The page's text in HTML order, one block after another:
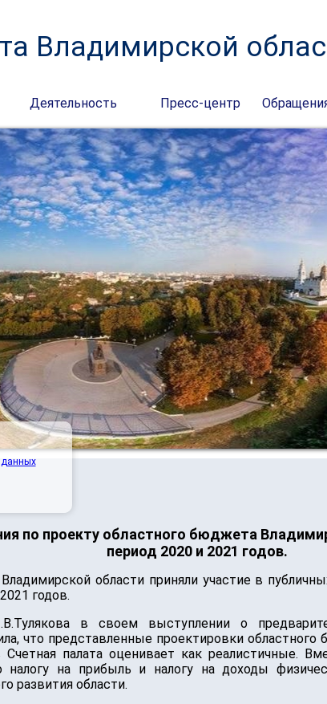
Владимирской
Деятельность Пресс-центр
по проекту областного бюджета
период 2020 и 2021 годов.
области приняли участие в
годов.
в своем выступлении о
что представленные проектировки
палата оценивает как реалистичные.
налогу на прибыль и налогу на доходы
развития области.
данных